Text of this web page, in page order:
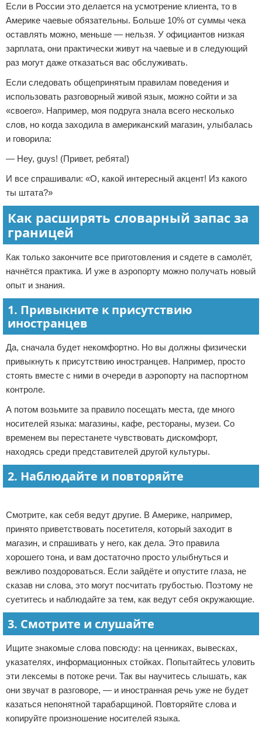
Если в России это делается на усмотрение клиента, то в
Америке чаевые обязательны. Больше 10% от суммы чека
оставлять можно, меньше — нельзя. У официантов низкая
зарплата, они практически живут на чаевые и в следующий
раз могут даже отказаться вас обслуживать.
Если следовать общепринятым правилам поведения и
использовать разговорный живой язык, можно сойти и за
«своего». Например, моя подруга знала всего несколько
слов, но когда заходила в американский магазин, улыбалась
и говорила:
— Hey, guys! (Привет, ребята!)
И все спрашивали: «О, какой интересный акцент! Из какого
ты штата?»
Как расширять словарный запас за
границей
Как только закончите все приготовления и сядете в самолёт,
начнётся практика. И уже в аэропорту можно получать новый
опыт и знания.
1. Привыкните к присутствию
иностранцев
Да, сначала будет некомфортно. Но вы должны физически
привыкнуть к присутствию иностранцев. Например, просто
стоять вместе с ними в очереди в аэропорту на паспортном
контроле.
А потом возьмите за правило посещать места, где много
носителей языка: магазины, кафе, рестораны, музеи. Со
временем вы перестанете чувствовать дискомфорт,
находясь среди представителей другой культуры.
2. Наблюдайте и повторяйте
Смотрите, как себя ведут другие. В Америке, например,
принято приветствовать посетителя, который заходит в
магазин, и спрашивать у него, как дела. Это правила
хорошего тона, и вам достаточно просто улыбнуться и
вежливо поздороваться. Если зайдёте и опустите глаза, не
сказав ни слова, это могут посчитать грубостью. Поэтому не
суетитесь и наблюдайте за тем, как ведут себя окружающие.
3. Смотрите и слушайте
Ищите знакомые слова повсюду: на ценниках, вывесках,
указателях, информационных стойках. Попытайтесь уловить
эти лексемы в потоке речи. Так вы научитесь слышать, как
они звучат в разговоре, — и иностранная речь уже не будет
казаться непонятной тарабарщиной. Повторяйте слова и
копируйте произношение носителей языка.